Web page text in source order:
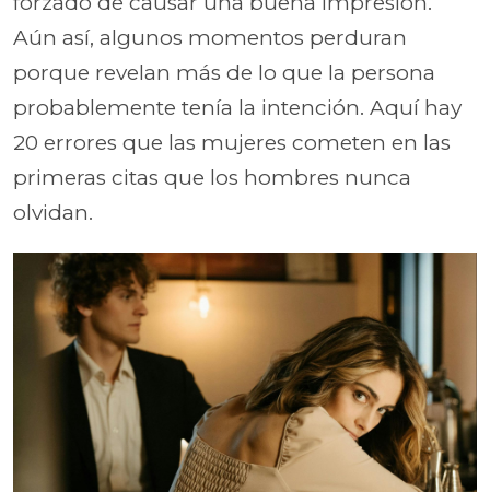
Aún así, algunos momentos perduran
porque revelan más de lo que la persona
probablemente tenía la intención. Aquí hay
20 errores que las mujeres cometen en las
primeras citas que los hombres nunca
olvidan.